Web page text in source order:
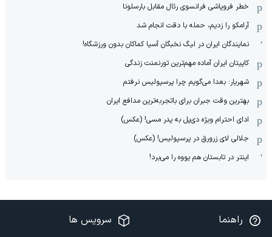
خطر فروپاشی فرانسوی رئال مقابل بارسلونا
آرامکو را زدیم، حمله با دقت انجام شد
نمایندگان ایران در لیگ نخبگان آسیا کماکان بدون ورزشگاه!
کاپیتان ایران آماده مهم‌ترین تورنمنت زندگی
شهریار: بعدا می‌گویم چرا پرسپولیس نرفتم
بهترین وقت جبران برای باتجربه‌ترین مدافع ایران
ادای احترام ویژه دی‌پل به پدر مسی! (عکس)
جلالی لای زرورق در پرسپولیس! (عکس)
اینتر در تابستان هم یووه را می‌برد!
راهنما سرویس ها